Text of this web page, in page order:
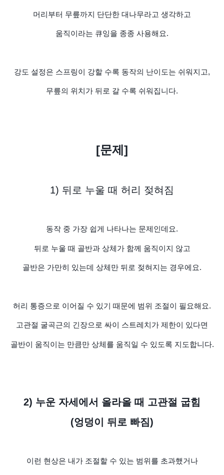
머리부터 무릎까지 단단한 대나무라고 생각하고
움직이라는 큐잉을 종종 사용해요.
강도 설정은 스프링이 강할 수록 동작의 난이도는 쉬워지고,
무릎의 위치가 뒤로 갈 수록 쉬워집니다.
[문제]
1) 뒤로 누울 때 허리 젖혀짐
동작 중 가장 쉽게 나타나는 문제인데요.
뒤로 누울 때 골반과 상체가 함께 움직이지 않고
골반은 가만히 있는데 상체만 뒤로 젖혀지는 경우에요.
허리 통증으로 이어질 수 있기 때문에 범위 조절이 필요해요.
고관절 굴곡근의 긴장으로 싸이 스트레치가 제한이 있다면
골반이 움직이는 만큼만 상체를 움직일 수 있도록 지도합니다.
2) 누운 자세에서 올라올 때 고관절 굽힘
(엉덩이 뒤로 빠짐)
이런 현상은 내가 조절할 수 있는 범위를 초과했거나